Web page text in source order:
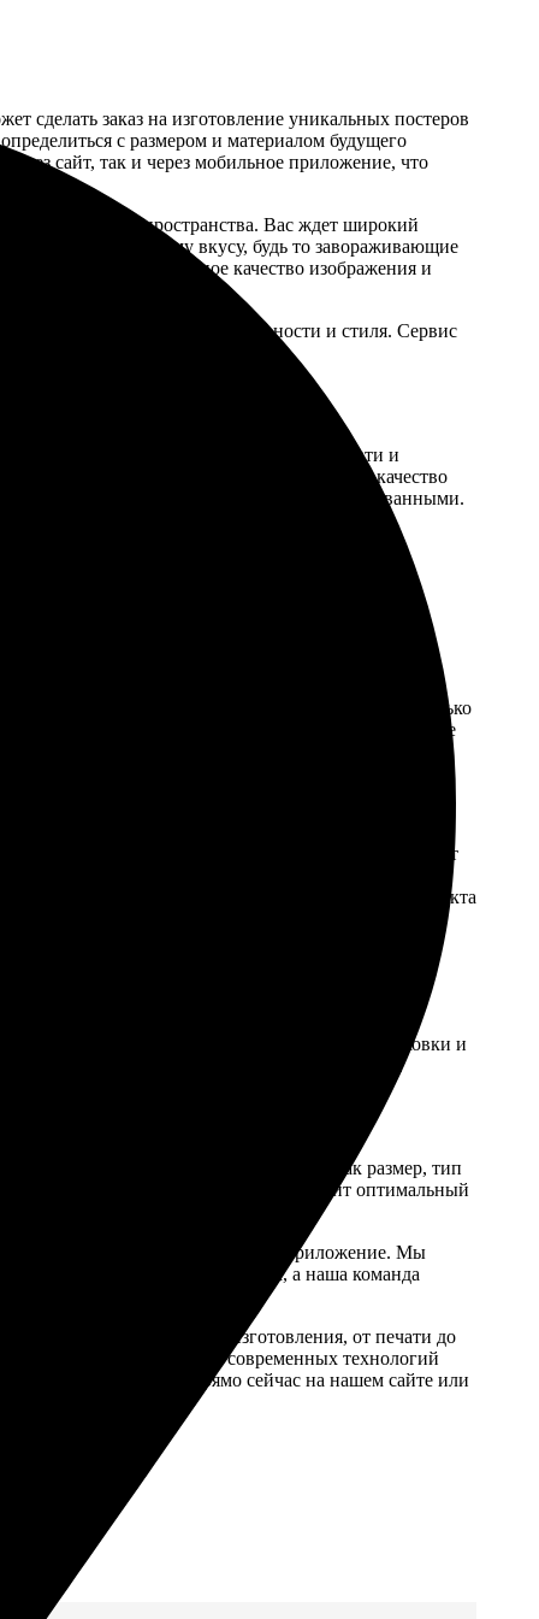
сделать заказ на изготовление уникальных постеров
с размером и материалом будущего
сайт, так и через мобильное приложение, что
пространства. Вас ждет широкий
особенное по своему вкусу, будь то завораживающие
гарантирует идеальное качество изображения и
частицу индивидуальности и стиля. Сервис
в руки клиента.
благодаря безупречному качеству печати и
мы гарантируем премиум-качество
а изображения – четкими и детализированными.
любого пространства.
и сервисы, чтобы предложить нашим клиентам только
на постерах высокого качества. Проверьте
Стоимость заказа в нашей типографии зависит
постеров, созданных со своим изображением
гарантирует высокое качество конечного продукта
службой, и в пункты выдачи . Стоимость
наиболее удобные и экономически выгодные
благодаря нашим проверенным методам упаковки и
информацию о статусе заказа на каждом этапе.
продукт и его параметры, такие как размер, тип
коллекции. Наша система предложит оптимальный
сайте или через наше мобильное приложение. Мы
Оплата заказа проста и удобна, а наша команда
качества на всех этапах изготовления, от печати до
с использованием современных технологий
близким, делая заказ прямо сейчас на нашем сайте или